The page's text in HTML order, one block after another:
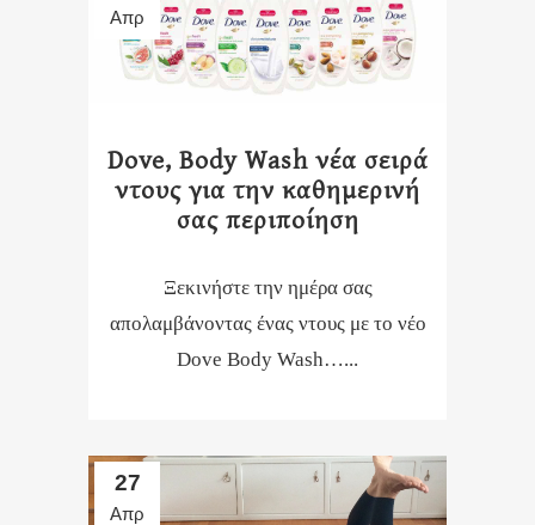
Απρ
Dove, Body Wash νέα σειρά
ντους για την καθημερινή
σας περιποίηση
Ξεκινήστε την ημέρα σας
απολαμβάνοντας ένας ντους με το νέο
Dove Body Wash…...
27
Απρ